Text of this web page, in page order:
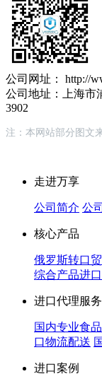
公司网址： http://
公司地址：上海市
3902
注：本网站部分图文
走进万享
公司简介 公
核心产品
俄罗斯转口
综合产品进
进口代理服务
国内专业食
口物流配送
进口案例